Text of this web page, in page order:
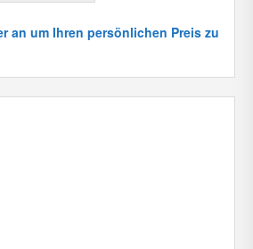
an um Ihren persönlichen Preis zu